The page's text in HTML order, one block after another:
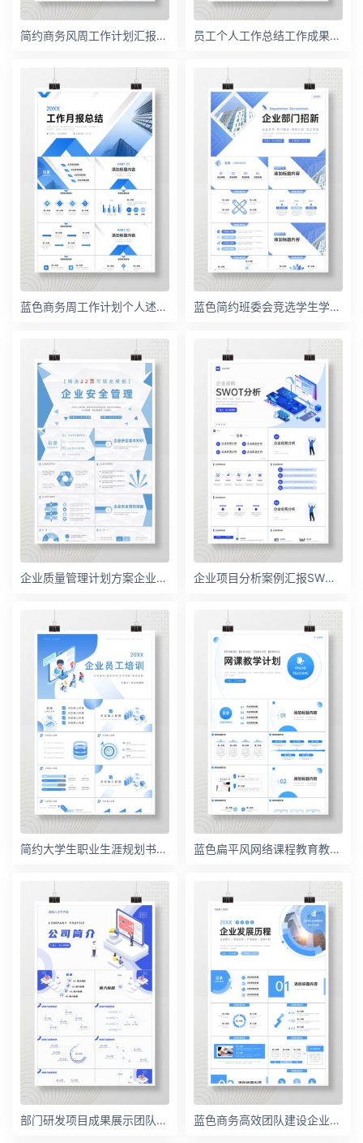
简约商务风周工作计划汇报总结PPT模板 员工个人工作总结工作成果展示述职报告公司岗位竞聘申请PPT模板
蓝色商务周工作计划个人述职报告演讲PPT模板 蓝色简约班委会竞选学生学习情况汇报PPT模板
企业质量管理计划方案企业安全管理课程培训PPT模板 企业项目分析案例汇报SWOT分析模型内容培训PPT模板
简约大学生职业生涯规划书超越自我PPT模板 蓝色扁平风网络课程教育教师课件PPT模板
部门研发项目成果展示团队成员介绍公司发展情况简介PPT模板 蓝色商务高效团队建设企业文化培训PPT模板